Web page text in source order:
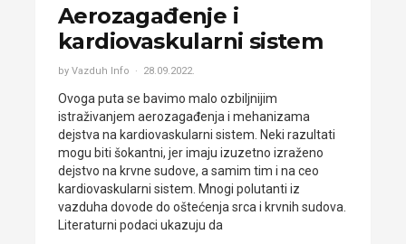
Aerozagađenje i
kardiovaskularni sistem
by Vazduh Info 28.09.2022.
Ovoga puta se bavimo malo ozbiljnijim
istraživanjem aerozagađenja i mehanizama
dejstva na kardiovaskularni sistem. Neki razultati
mogu biti šokantni, jer imaju izuzetno izraženo
dejstvo na krvne sudove, a samim tim i na ceo
kardiovaskularni sistem. Mnogi polutanti iz
vazduha dovode do oštećenja srca i krvnih sudova.
Literaturni podaci ukazuju da